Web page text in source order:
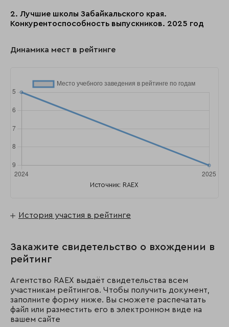
2. Лучшие школы Забайкальского края.
Конкурентоспособность выпускников. 2025 год
Динамика мест в рейтинге
Источник: RAEX
История участия в рейтинге
Закажите свидетельство о вхождении в
рейтинг
Агентство RAEX выдаёт свидетельства всем
участникам рейтингов. Чтобы получить документ,
заполните форму ниже. Вы сможете распечатать
файл или разместить его в электронном виде на
вашем сайте